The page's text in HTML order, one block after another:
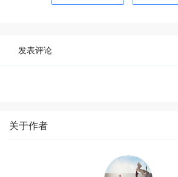
发表评论
关于作者